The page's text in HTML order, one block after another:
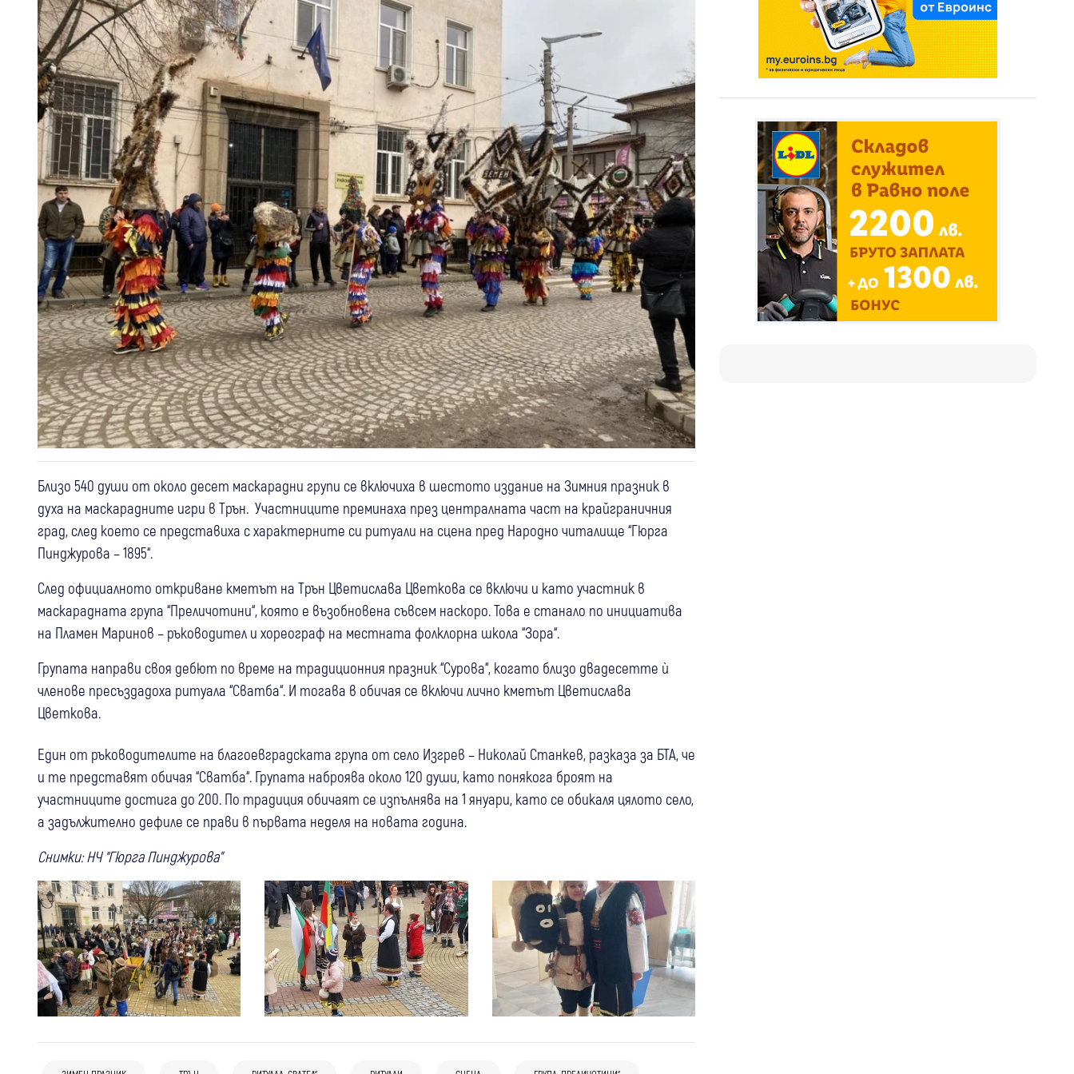
Близо 540 души от около десет маскарадни групи се включиха в шестото издание на Зимния празник в
духа на маскарадните игри в Трън. Участниците преминаха през централната част на крайграничния
град, след което се представиха с характерните си ритуали на сцена пред Народно читалище “Гюрга
Пинджурова – 1895“.
След официалното откриване кметът на Трън Цветислава Цветкова се включи и като участник в
маскарадната група “Преличотини“, която е възобновена съвсем наскоро. Това е станало по инициатива
на Пламен Маринов – ръководител и хореограф на местната фолклорна школа “Зора“.
Групата направи своя дебют по време на традиционния празник “Сурова“, когато близо двадесетте ѝ
членове пресъздадоха ритуала “Сватба“. И тогава в обичая се включи лично кметът Цветислава
Цветкова.
Един от ръководителите на благоевградската група от село Изгрев – Николай Станкев, разказа за БТА, че
и те представят обичая “Сватба“. Групата наброява около 120 души, като понякога броят на
участниците достига до 200. По традиция обичаят се изпълнява на 1 януари, като се обикаля цялото село,
а задължително дефиле се прави в първата неделя на новата година.
Снимки: НЧ “Гюрга Пинджурова”